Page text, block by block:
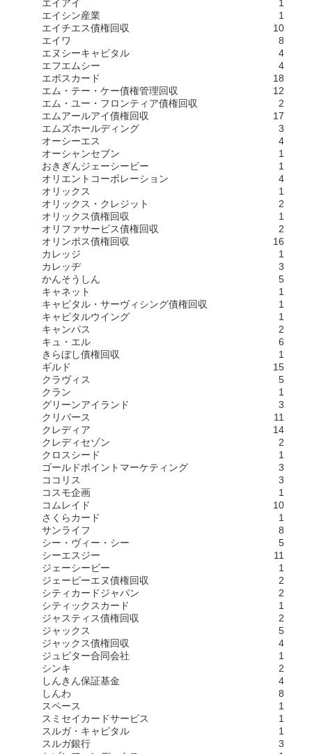
エイアイ
1
エイシン産業
1
エイチエス債権回収
10
エイワ
8
エヌシーキャピタル
4
エフエムシー
4
エポスカード
18
エム・テー・ケー債権管理回収
12
エム・ユー・フロンティア債権回収
2
エムアールアイ債権回収
17
エムズホールディング
3
オーシーエス
4
オーシャンセブン
1
おきぎんジェーシービー
1
オリエントコーポレーション
4
オリックス
1
オリックス・クレジット
2
オリックス債権回収
1
オリファサービス債権回収
2
オリンポス債権回収
16
カレッジ
1
カレッヂ
3
かんそうしん
5
キャネット
1
キャピタル・サーヴィシング債権回収
1
キャピタルウイング
1
キャンパス
2
キュ・エル
6
きらぼし債権回収
1
ギルド
15
クラヴィス
5
クラン
1
グリーンアイランド
3
クリバース
11
クレディア
14
クレディセゾン
2
クロスシード
1
ゴールドポイントマーケティング
3
ココリス
3
コスモ企画
1
コムレイド
10
さくらカード
1
サンライフ
8
シー・ヴィー・シー
5
シーエスジー
11
ジェーシービー
1
ジェーピーエヌ債権回収
2
シティカードジャパン
2
シティックスカード
1
ジャスティス債権回収
2
ジャックス
5
ジャックス債権回収
4
ジュピター合同会社
1
シンキ
2
しんきん保証基金
4
しんわ
8
スペース
1
スミセイカードサービス
1
スルガ・キャピタル
1
スルガ銀行
3